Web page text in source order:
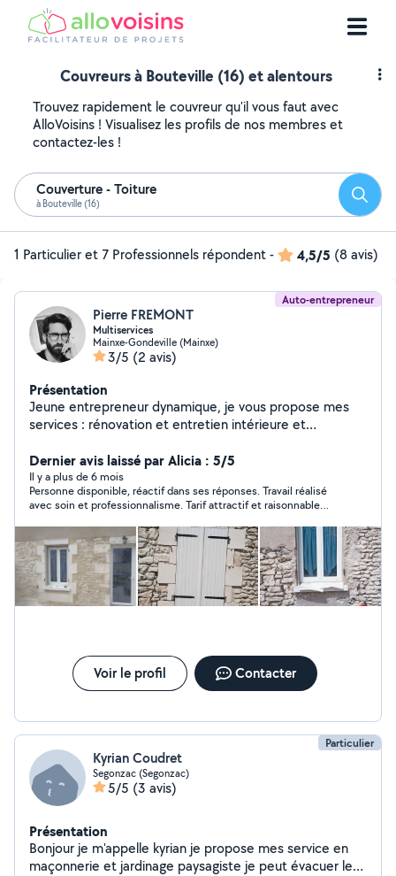
Couvreurs à Bouteville (16) et alentours
Trouvez rapidement le couvreur qu'il vous faut avec
AlloVoisins ! Visualisez les profils de nos membres et
contactez-les !
Couverture - Toiture
à Bouteville (16)
1 Particulier et 7 Professionnels répondent- 4,5/5 (8 avis)
Auto-entrepreneur
Pierre FREMONT
Multiservices
Mainxe-Gondeville (Mainxe)
3/5 (2 avis)
Présentation
Jeune entrepreneur dynamique, je vous propose mes
services : rénovation et entretien intérieure et
Dernier avis laissé par Alicia : 5/5
Il y a plus de 6 mois
Personne disponible, réactif dans ses réponses. Travail réalisé
avec soin et professionnalisme. Tarif attractif et raisonnable
Voir le profil Contacter
Particulier
Kyrian Coudret
Segonzac (Segonzac)
5/5 (3 avis)
Présentation
Bonjour je m'appelle kyrian je propose mes service en
maçonnerie et jardinage paysagiste je peut évacuer les